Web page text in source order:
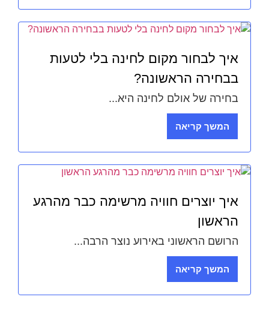
איך לבחור מקום לחינה בלי לטעות
בבחירה הראשונה?
בחירה של אולם לחינה היא...
המשך קריאה
איך יוצרים חוויה מרשימה כבר מהרגע
הראשון
הרושם הראשוני באירוע נוצר הרבה...
המשך קריאה